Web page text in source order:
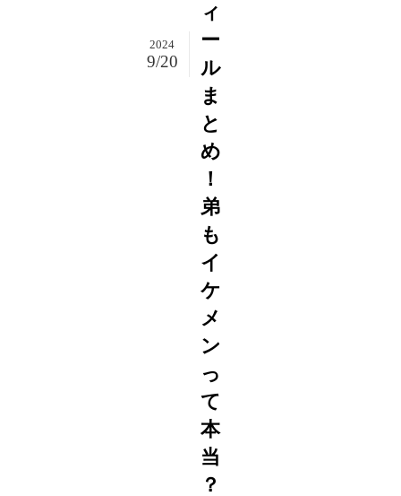
ィ
ー
ル
ま
と
め
！
弟
も
イ
ケ
メ
ン
っ
て
本
当
？
2024
9/20